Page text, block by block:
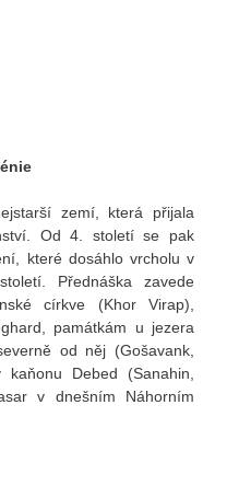
zemí, která přijala
Od 4. století se pak
které dosáhlo vrcholu v
Přednáška zavede
církve (Khor Virap),
památkám u jezera
od něj (Gošavank,
Debed (Sanahin,
v dnešním Náhorním